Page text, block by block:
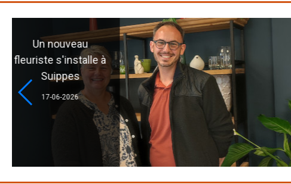
Inauguration d'un
salon de coiffure